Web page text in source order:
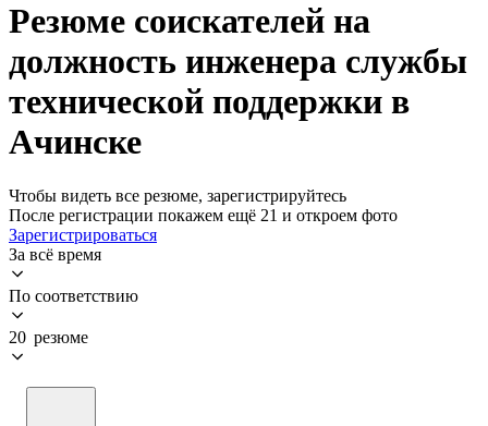
Резюме соискателей на
должность инженера службы
технической поддержки в
Ачинске
Чтобы видеть все резюме, зарегистрируйтесь
После регистрации покажем ещё 21 и откроем фото
Зарегистрироваться
За всё время
По соответствию
20 резюме